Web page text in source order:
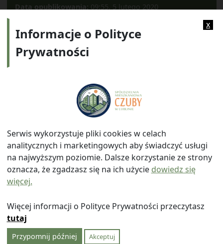
Data opublikowania: 09:55, 5 lutego 2020
ul. Watykańska 6, 20-538 Lublin
Telefon: 814641700 E-mail: info@smczuby.pl
© 2026
x
Informacje o Polityce
Prywatności
Serwis wykorzystuje pliki cookies w celach
analitycznych i marketingowych aby świadczyć usługi
na najwyższym poziomie. Dalsze korzystanie ze strony
oznacza, że zgadzasz się na ich użycie dowiedz się
więcej.
Więcej informacji o Polityce Prywatności przeczytasz
tutaj
Przypomnij później Akceptuj